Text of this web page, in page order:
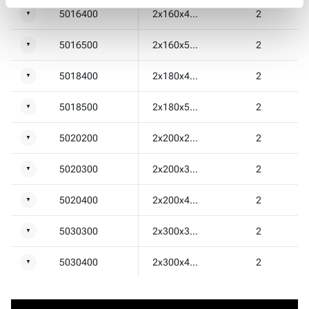
▼ 5016400 2x160x400 2
▼ 5016500 2x160x500 2
▼ 5018400 2x180x400 2
▼ 5018500 2x180x500 2
▼ 5020200 2x200x200 2
▼ 5020300 2x200x300 2
▼ 5020400 2x200x400 2
▼ 5030300 2x300x300 2
▼ 5030400 2x300x400 2